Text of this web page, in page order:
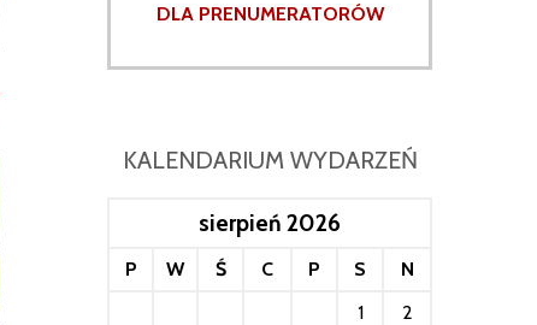
DLA PRENUMERATORÓW
KALENDARIUM WYDARZEŃ
sierpień 2026
P W Ś C P S
N
1
2